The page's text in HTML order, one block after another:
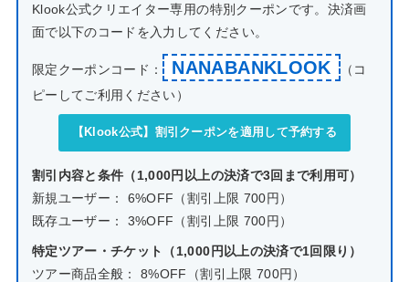
Klook公式クリエイター専用の特別クーポンです。決済画
面で以下のコードを入力してください。
限定クーポンコード： NANABANKLOOK
（コ
ピーしてご利用ください）
【Klook公式】割引クーポンを適用して予約する
割引内容と条件（1,000円以上の決済で3回まで利用可）
新規ユーザー： 6%OFF（割引上限 700円）
既存ユーザー： 3%OFF（割引上限 700円）
特定ツアー・チケット（1,000円以上の決済で1回限り）
ツアー商品全般： 8%OFF（割引上限 700円）